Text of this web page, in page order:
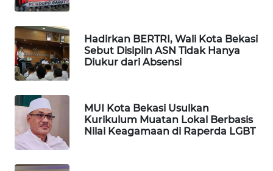
Hadirkan BERTRI, Wali Kota Bekasi
Sebut Disiplin ASN Tidak Hanya
Diukur dari Absensi
MUI Kota Bekasi Usulkan
Kurikulum Muatan Lokal Berbasis
Nilai Keagamaan di Raperda LGBT
TAMBANG
NEWS
SITUNGIR
NEWS
SIDIKALANG
NEWS